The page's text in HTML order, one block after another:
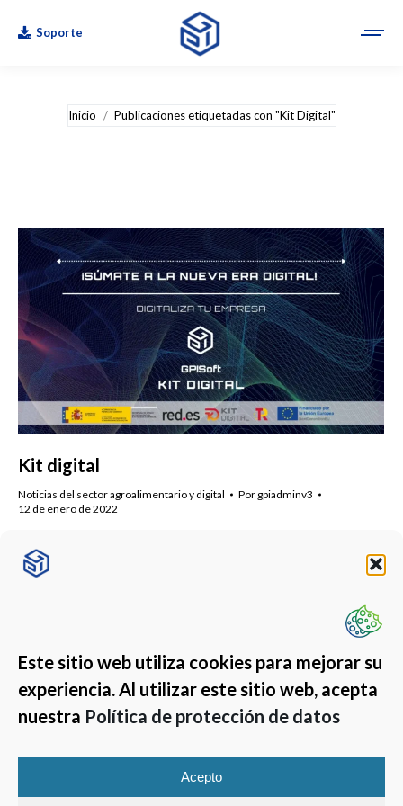
Este sitio web utiliza cookies para mejorar su
experiencia. Al utilizar este sitio web, acepta
nuestra Política de protección de datos
Acepto
Soporte
Inicio Publicaciones etiquetadas con "Kit Digital"
Kit digital
Noticias del sector agroalimentario y digital Por gpiadminv3
12 de enero de 2022
digitalizar a pymes y autónomos. Somos agentes
digitalizadores. Solicita información y te ayudamos.